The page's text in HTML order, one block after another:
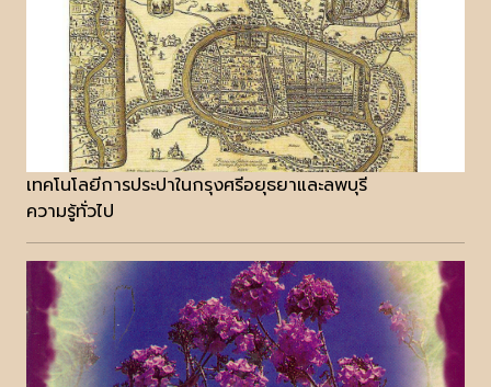
เทคโนโลยีการประปาในกรุงศรีอยุธยาและลพบุรี
ความรู้ทั่วไป